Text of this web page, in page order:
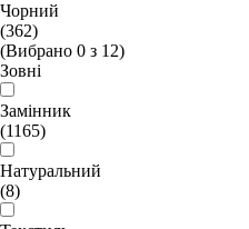
Чорний
(362)
(Вибрано 0 з 12)
Зовні
Замінник
(1165)
Натуральний
(8)